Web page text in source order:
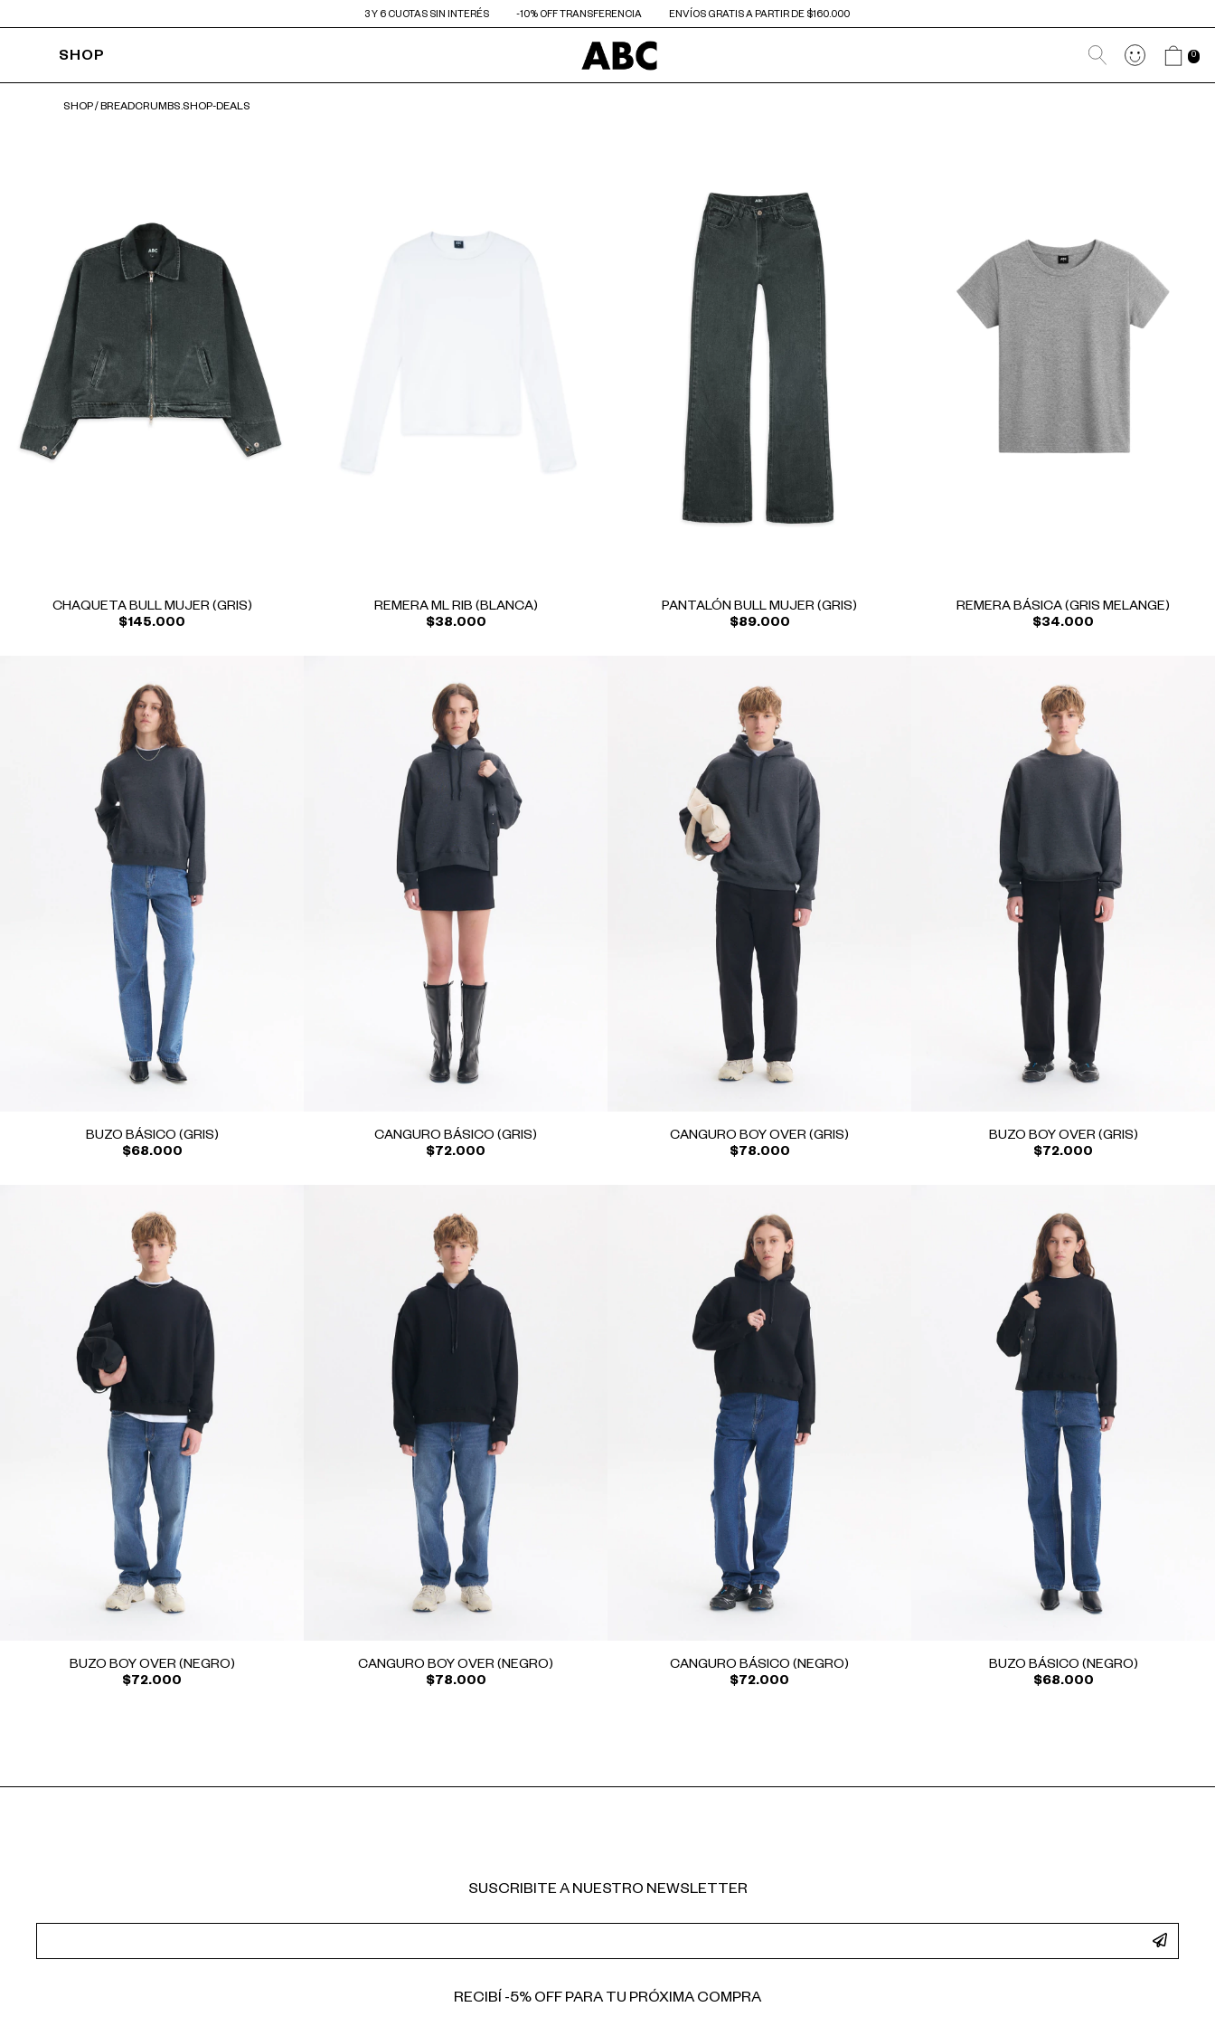
3 Y 6 CUOTAS SIN INTERÉS -10% OFF TRANSFERENCIA ENVÍOS GRATIS A PARTIR DE $160.000
SHOP 0
SHOP/ BREADCRUMBS.SHOP-DEALS
CHAQUETA BULL MUJER (GRIS)
$145.000
REMERA ML RIB (BLANCA)
$38.000
PANTALÓN BULL MUJER (GRIS)
$89.000
REMERA BÁSICA (GRIS MELANGE)
$34.000
BUZO BÁSICO (GRIS)
$68.000
CANGURO BÁSICO (GRIS)
$72.000
CANGURO BOY OVER (GRIS)
$78.000
BUZO BOY OVER (GRIS)
$72.000
BUZO BOY OVER (NEGRO)
$72.000
CANGURO BOY OVER (NEGRO)
$78.000
CANGURO BÁSICO (NEGRO)
$72.000
BUZO BÁSICO (NEGRO)
$68.000
SUSCRIBITE A NUESTRO NEWSLETTER
RECIBÍ -5% OFF PARA TU PRÓXIMA COMPRA